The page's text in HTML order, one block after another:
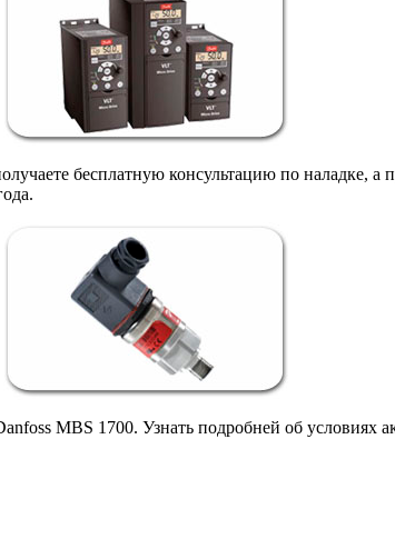
бесплатную консультацию по наладке,
MBS 1700. Узнать подробней об